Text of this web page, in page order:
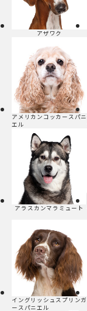
アザワク
アメリカンコッカースパニ
エル
アラスカンマラミュート
イングリッシュスプリンガ
ースパニエル